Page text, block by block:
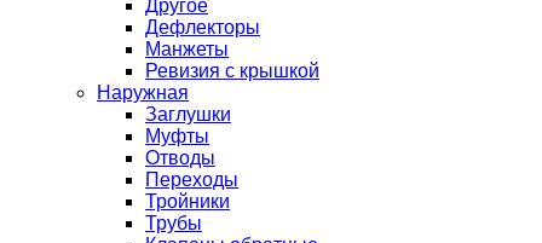
Другое
Дефлекторы
Манжеты
Ревизия с крышкой
Наружная
Заглушки
Муфты
Отводы
Переходы
Тройники
Трубы